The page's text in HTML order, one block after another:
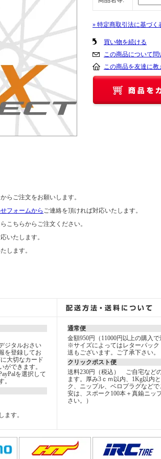
» 特定商取引法に基づく
買い物を続ける
この商品について問
この商品を友達に教
らご注文をお願いします。
フォームから ご連絡を頂ければ対応いたします。
こちらからご注文ください。
いたします。
します。
ジタルおさい
を登録してお
大切なカード
ができます。
を選択して
。
ます。
通常便
金額950円（11000円以上の購入で
※サイズによってはレターパック
送もございます。ご了承下さい。
クリックポスト便
送料230円（税込） ご自宅など
ます。厚み3ｃｍ以内、1Kg以内
ク、ニップル、ベロプラグなど
安は、スポーク100本＋真鍮ニッ
さい。）